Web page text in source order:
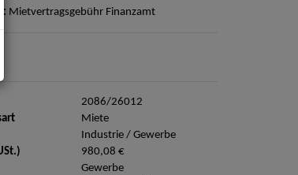
Mietvertragsgebühr Finanzamt
2086/26012
Miete
Industrie / Gewerbe
980,08 €
Gewerbe